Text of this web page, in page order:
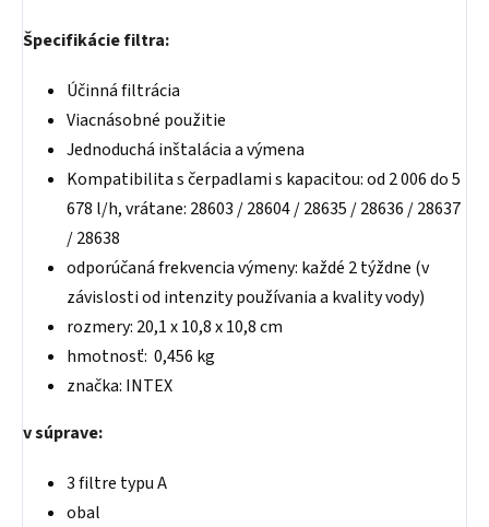
Špecifikácie filtra:
Účinná filtrácia
Viacnásobné použitie
Jednoduchá inštalácia a výmena
Kompatibilita s čerpadlami s kapacitou: od 2 006 do 5
678 l/h, vrátane: 28603 / 28604 / 28635 / 28636 / 28637
/ 28638
odporúčaná frekvencia výmeny: každé 2 týždne (v
závislosti od intenzity používania a kvality vody)
rozmery: 20,1 x 10,8 x 10,8 cm
hmotnosť: 0,456 kg
značka: INTEX
v súprave:
3 filtre typu A
obal